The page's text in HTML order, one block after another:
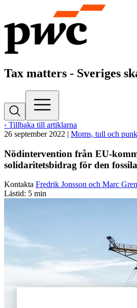
Tax matters - Sveriges
‹ Tillbaka till artiklarna
26 september 2022 | Moms, tull och
Nödintervention från EU-
solidaritetsbidrag för den
Kontakta Fredrik Jonsson och Marc Gren
Lästid: 5 min